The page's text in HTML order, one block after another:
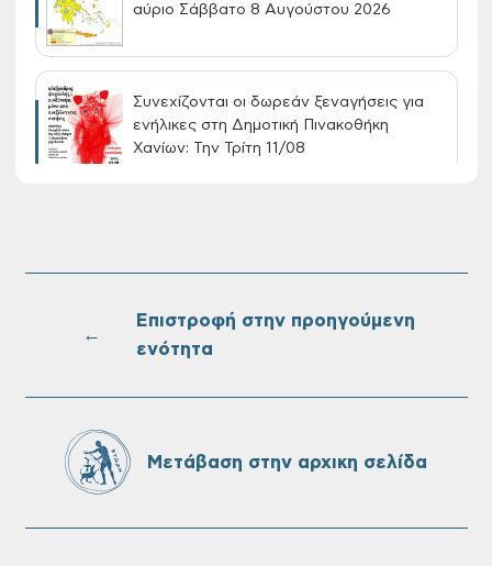
αύριο Σάββατο 8 Αυγούστου 2026
Συνεχίζονται οι δωρεάν ξεναγήσεις για
ενήλικες στη Δημοτική Πινακοθήκη
Χανίων: Την Τρίτη 11/08
Τακτική συνεδρίαση Δημοτικής Επιτροπής
←
Επιστροφή στην προηγούμενη
ενότητα
Μετάβαση στην αρχικη σελίδα